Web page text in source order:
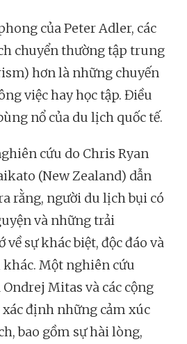
của Peter Adler, các
chuyển thường tập trung
hơn là những chuyến
việc hay học tập. Điều
nổ của du lịch quốc tế.
cứu do Chris Ryan
(New Zealand) dẫn
rằng, người du lịch bụi có
và những trải
sự khác biệt, độc đáo và
Một nghiên cứu
Mitas và các cộng
xác định những cảm xúc
bao gồm sự hài lòng,